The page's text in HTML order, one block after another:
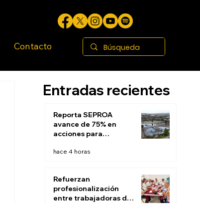
Contacto
Entradas recientes
Reporta SEPROA
avance de 75% en
acciones para
aguas residuales de
hace 4 horas
Refuerzan
profesionalización
entre trabajadoras de